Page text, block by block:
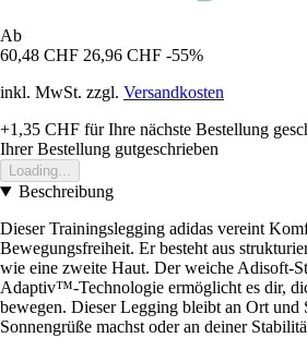
Ab
60,48 CHF 26,96 CHF -55%
inkl. MwSt. zzgl. Versandkosten
+1,35 CHF für Ihre nächste Bestellung
Ihrer Bestellung gutgeschrieben
Loading...
Beschreibung
Dieser Trainingslegging adidas vereint
Bewegungsfreiheit. Er besteht aus
wie eine zweite Haut. Der weiche Adisoft-
Adaptiv™-Technologie ermöglicht es dir,
bewegen. Dieser Legging bleibt an Ort und
Sonnengrüße machst oder an deiner